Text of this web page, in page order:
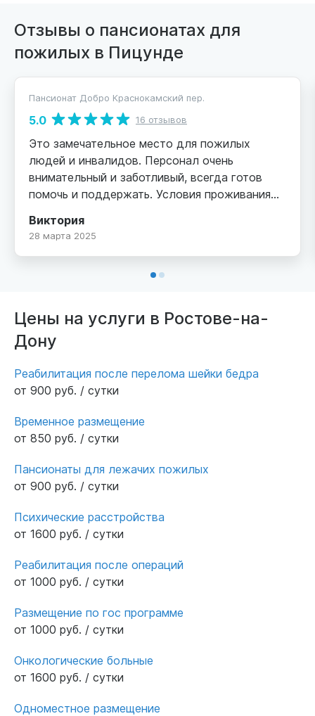
Отзывы о пансионатах для
пожилых в Пицунде
Пансионат Добро Краснокамский пер.
5.0 16 отзывов
Это замечательное место для пожилых
людей и инвалидов. Персонал очень
внимательный и заботливый, всегда готов
помочь и поддержать. Условия проживания
близкие чувствуют себя здесь в
безопасности и получают необходимую
всем, кто ищет достойный уход для своих
Виктория
28 марта 2025
Цены на услуги в Ростове-на-
Дону
Реабилитация после перелома шейки бедра
от 900 руб. / сутки
Временное размещение
от 850 руб. / сутки
Пансионаты для лежачих пожилых
от 900 руб. / сутки
Психические расстройства
от 1600 руб. / сутки
Реабилитация после операций
от 1000 руб. / сутки
Размещение по гос программе
от 1000 руб. / сутки
Онкологические больные
от 1600 руб. / сутки
Одноместное размещение